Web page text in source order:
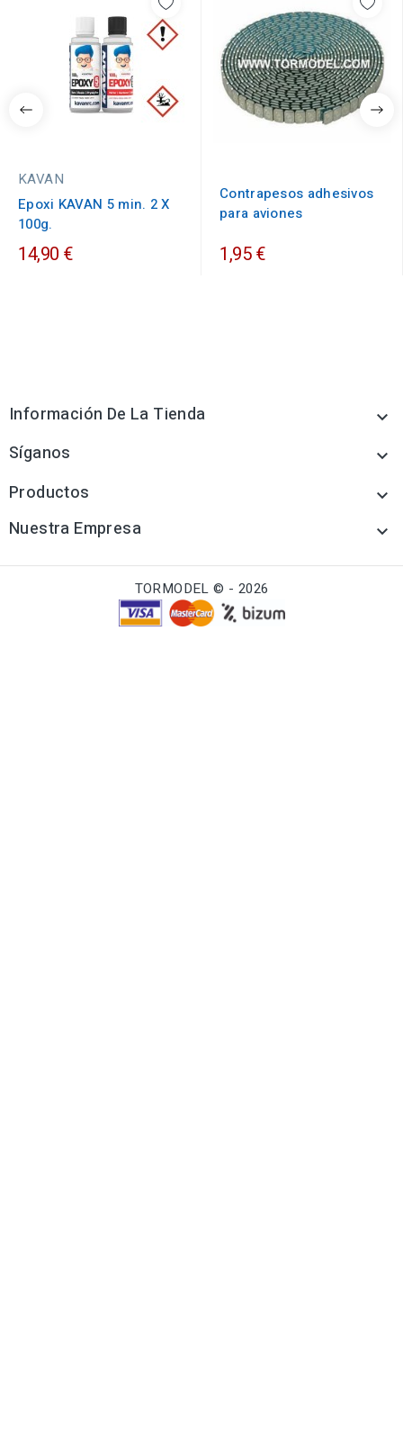
KAVAN
Epoxi KAVAN 5 min. 2 X
100g.
14,90 €
Contrapesos adhesivos
para aviones
1,95 €
Información De La Tienda 
Síganos 
Productos 
Nuestra Empresa 
TORMODEL © - 2026